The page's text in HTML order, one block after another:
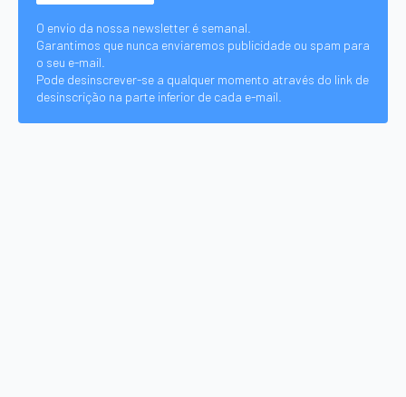
O envio da nossa newsletter é semanal.
Garantimos que nunca enviaremos publicidade ou spam para
o seu e-mail.
Pode desinscrever-se a qualquer momento através do link de
desinscrição na parte inferior de cada e-mail.